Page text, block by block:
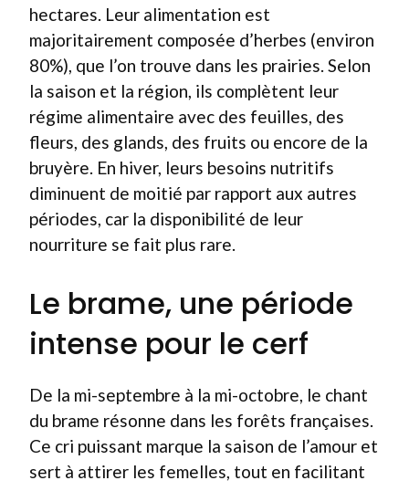
hectares. Leur alimentation est
majoritairement composée d’herbes (environ
80%), que l’on trouve dans les prairies. Selon
la saison et la région, ils complètent leur
régime alimentaire avec des feuilles, des
fleurs, des glands, des fruits ou encore de la
bruyère. En hiver, leurs besoins nutritifs
diminuent de moitié par rapport aux autres
périodes, car la disponibilité de leur
nourriture se fait plus rare.
Le brame, une période
intense pour le cerf
De la mi-septembre à la mi-octobre, le chant
du brame résonne dans les forêts françaises.
Ce cri puissant marque la saison de l’amour et
sert à attirer les femelles, tout en facilitant